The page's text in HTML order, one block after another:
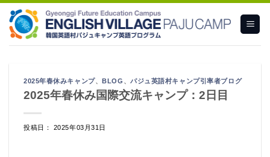
content
2025年春休みキャンプ、BLOG 、パジュ英語村キャンプ引率者ブログ
2025年春休み国際交流キャンプ：2日目
投稿日： 2025年03月31日